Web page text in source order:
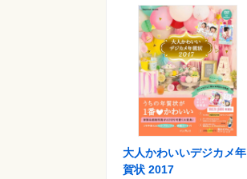
大人かわいいデジカメ年
賀状 2017